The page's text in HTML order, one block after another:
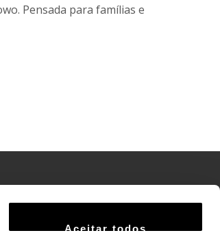
Aceitar todos
Pensada para famílias e
e Condições
de Privacidade